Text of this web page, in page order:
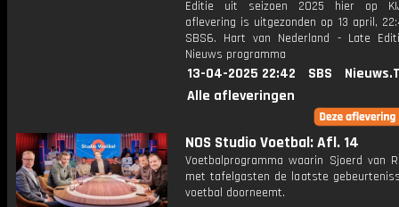
Editie uit seizoen 2025 hier op
aflevering is uitgezonden op 13 april,
SBS6. Hart van Nederland - Late
Nieuws programma
13-04-2025 22:42 SBS
Alle afleveringen
NOS Studio Voetbal: Afl. 14
Voetbalprogramma waarin Sjoerd van
met tafelgasten de laatste
voetbal doorneemt.